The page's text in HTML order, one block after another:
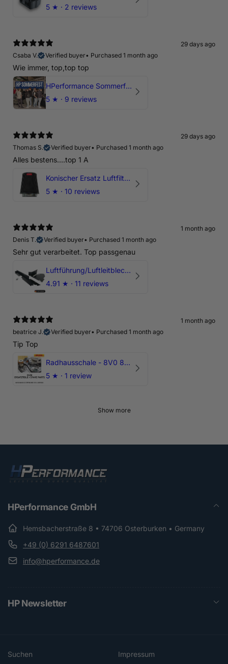
5 ★ · 2 reviews
29 days ago
Csaba V.
Verified buyer• Purchased 1 month ago
Wie immer, top,top top
HPerformance Sommerfest 2026
5 ★ · 9 reviews
29 days ago
Thomas S.
Verified buyer• Purchased 1 month ago
Alles bestens....top 1 A
Konischer Ersatz Luftfilter Pilz - 4" & 5" Offene Ansaugung
5 ★ · 10 reviews
1 month ago
Denis T.
Verified buyer• Purchased 1 month ago
Sehr gut verarbeitet. Top passgenau
Luftführung/Luftleitblech 5" 125mm offene Ansaugung HPerformance
4.91 ★ · 11 reviews
1 month ago
beatrice J.
Verified buyer• Purchased 1 month ago
Tip Top
Radhausschale - 8V0 821 191 C - Original Ersatzteil für Audi RS3 Sportback
5 ★ · 1 review
Show more
HPerformance GmbH
Hemsbacherstraße 8 • 74706 Osterburken • Germany
+49 (0) 6291 6487601
info@hperformance.de
HP Newsletter
Suchen Impressum